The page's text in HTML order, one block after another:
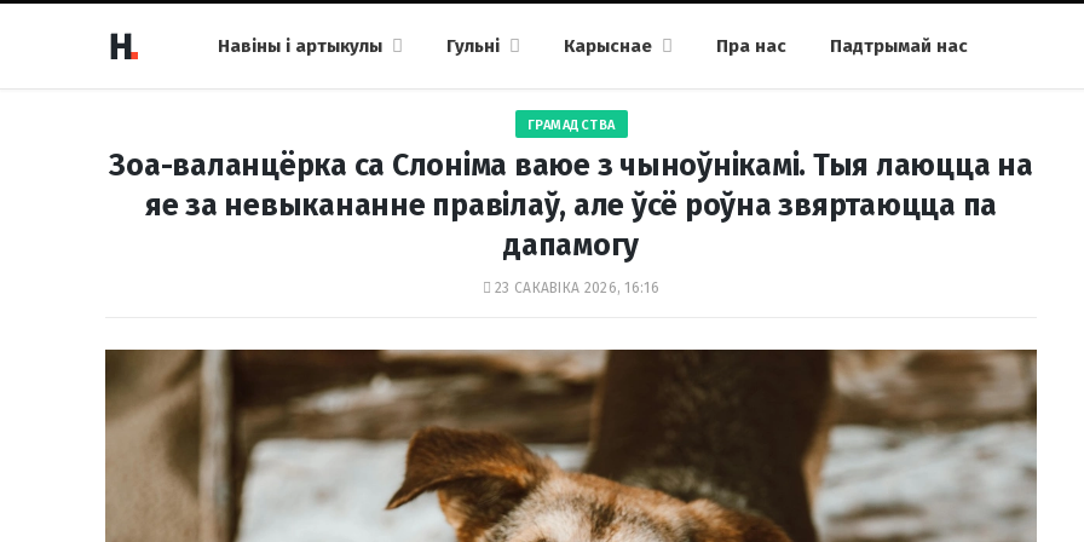
Навіны і артыкулы Гульні Карыснае Пра нас Падтрымай нас
ГРАМАДСТВА
Зоа-валанцёрка са Слоніма ваюе з чыноўнікамі. Тыя лаюцца на
яе за невыкананне правілаў, але ўсё роўна звяртаюцца па
дапамогу
23 САКАВІКА 2026, 16:16